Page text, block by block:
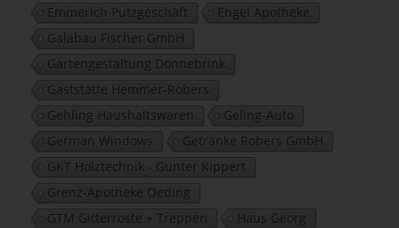
Emmerich Putzgeschäft
Engel Apotheke
Galabau Fischer GmbH
Gartengestaltung Dönnebrink
Gaststätte Hemmer-Robers
Gehling Haushaltswaren
Geling-Auto
German Windows
Getränke Robers GmbH
GKT Holztechnik - Günter Kippert
Grenz-Apotheke Oeding
GTM Gitterroste + Treppen
Haus Georg